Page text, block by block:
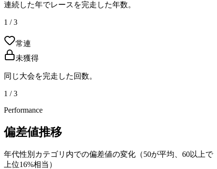
連続した年でレースを完走した年数。
1 / 3
常連
未獲得
同じ大会を完走した回数。
1 / 3
Performance
偏差値推移
年代性別カテゴリ内での偏差値の変化（50が平均、60以上で
上位16%相当）